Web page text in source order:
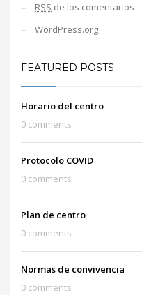
RSS de los comentarios
WordPress.org
FEATURED POSTS
Horario del centro
0 comments
Protocolo COVID
0 comments
Plan de centro
0 comments
Normas de convivencia
0 comments